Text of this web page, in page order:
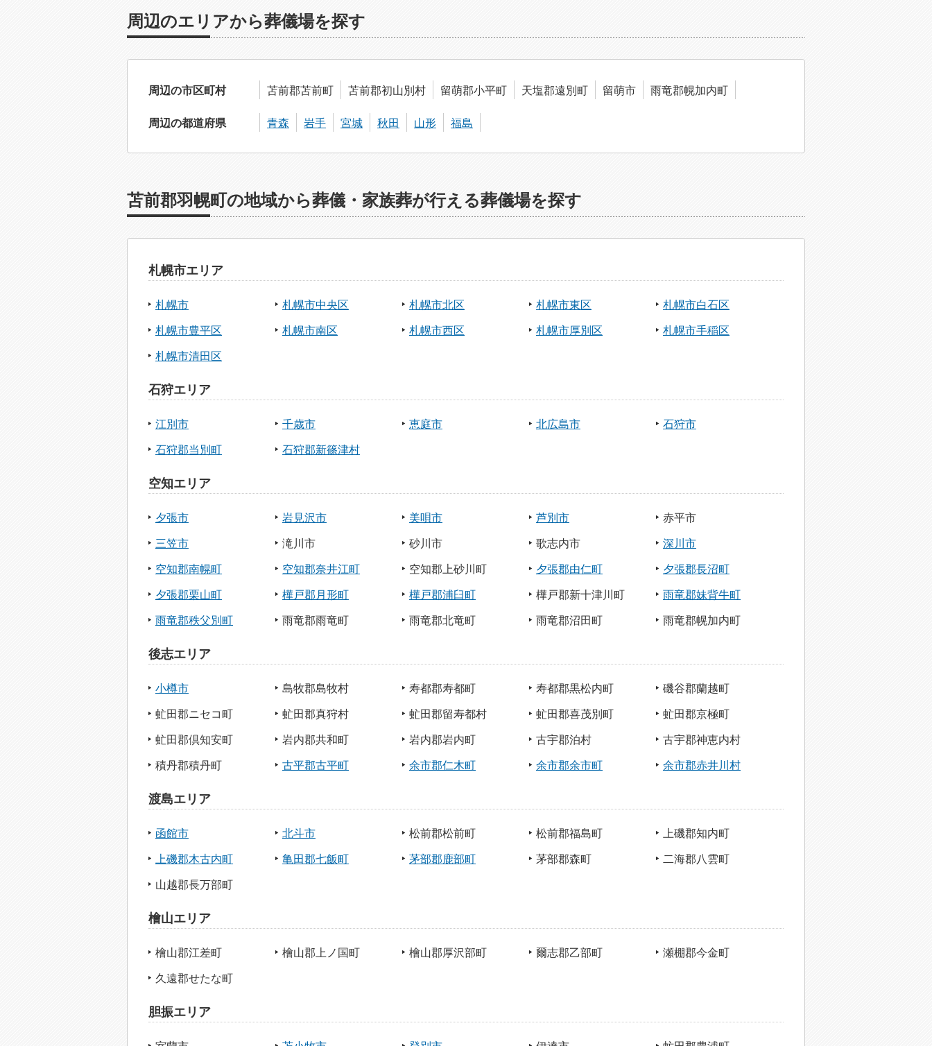
周辺のエリアから葬儀場を探す
周辺の市区町村 苫前郡苫前町 苫前郡初山別村 留萌郡小平町 天塩郡遠別町 留萌市 雨竜郡幌加内町
周辺の都道府県 青森 岩手 宮城 秋田 山形 福島
苫前郡羽幌町の地域から葬儀・家族葬が行える葬儀場を探す
札幌市エリア
札幌市 札幌市中央区 札幌市北区 札幌市東区
札幌市白石区
札幌市豊平区
札幌市南区 札幌市西区 札幌市厚別区
札幌市手稲区
札幌市清田区
石狩エリア
江別市 千歳市 恵庭市 北広島市
石狩市
石狩郡当別町
石狩郡新篠津村
空知エリア
夕張市 岩見沢市 美唄市 芦別市
赤平市
三笠市
滝川市 砂川市 歌志内市
深川市
空知郡南幌町
空知郡奈井江町 空知郡上砂川町 夕張郡由仁町
夕張郡長沼町
夕張郡栗山町
樺戸郡月形町 樺戸郡浦臼町 樺戸郡新十津川町
雨竜郡妹背牛町
雨竜郡秩父別町
雨竜郡雨竜町 雨竜郡北竜町 雨竜郡沼田町 雨竜郡幌加内町
後志エリア
小樽市 島牧郡島牧村 寿都郡寿都町 寿都郡黒松内町
磯谷郡蘭越町
虻田郡ニセコ町
虻田郡真狩村 虻田郡留寿都村 虻田郡喜茂別町
虻田郡京極町
虻田郡倶知安町
岩内郡共和町 岩内郡岩内町 古宇郡泊村
古宇郡神恵内村
積丹郡積丹町
古平郡古平町 余市郡仁木町 余市郡余市町 余市郡赤井川村
渡島エリア
函館市 北斗市 松前郡松前町 松前郡福島町
上磯郡知内町
上磯郡木古内町
亀田郡七飯町 茅部郡鹿部町 茅部郡森町
二海郡八雲町
山越郡長万部町
檜山エリア
檜山郡江差町 檜山郡上ノ国町 檜山郡厚沢部町 爾志郡乙部町
瀬棚郡今金町
久遠郡せたな町
胆振エリア